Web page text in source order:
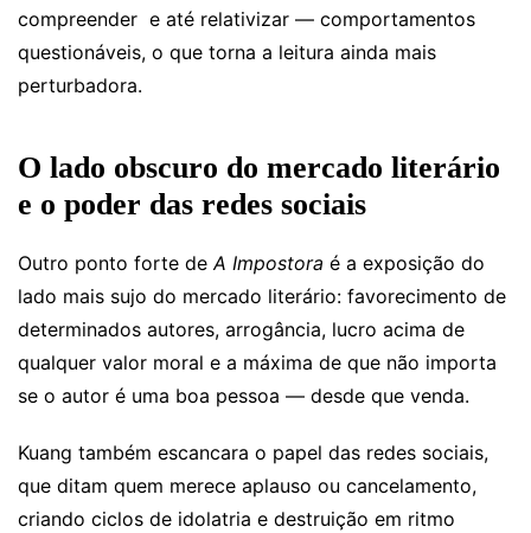
compreender e até relativizar — comportamentos
questionáveis, o que torna a leitura ainda mais
perturbadora.
O lado obscuro do mercado literário
e o poder das redes sociais
Outro ponto forte deA Impostora é a exposição do
lado mais sujo do mercado literário: favorecimento de
determinados autores, arrogância, lucro acima de
qualquer valor moral e a máxima de que não importa
se o autor é uma boa pessoa — desde que venda.
Kuang também escancara o papel das redes sociais,
que ditam quem merece aplauso ou cancelamento,
criando ciclos de idolatria e destruição em ritmo